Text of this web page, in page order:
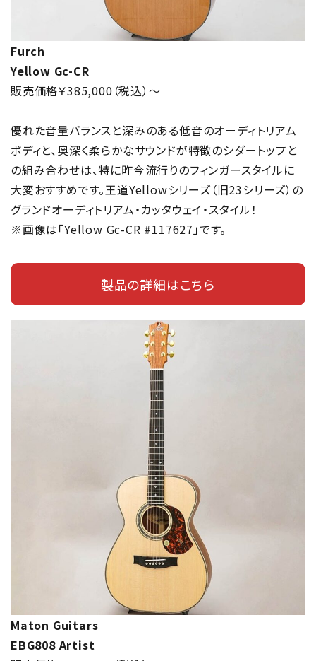
Furch
Yellow Gc-CR
販売価格￥385,000（税込）～
優れた音量バランスと深みのある低音のオーディトリアム
ボディと、奥深く柔らかなサウンドが特徴のシダートップと
の組み合わせは、特に昨今流行りのフィンガースタイルに
大変おすすめです。王道Yellowシリーズ（旧23シリーズ）の
グランドオーディトリアム・カッタウェイ・スタイル！
※画像は「Yellow Gc-CR #117627」です。
製品の詳細はこちら
Maton Guitars
EBG808 Artist